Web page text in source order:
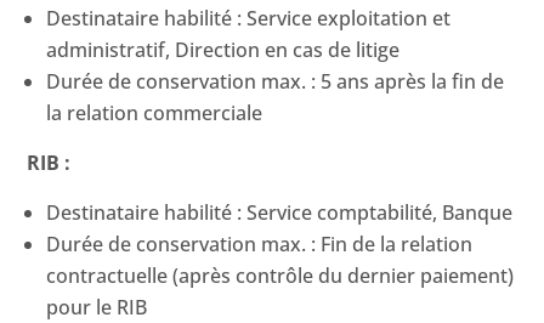
Destinataire habilité : Service exploitation et
administratif, Direction en cas de litige
Durée de conservation max. : 5 ans après la fin de
la relation commerciale
RIB :
Destinataire habilité : Service comptabilité, Banque
Durée de conservation max. : Fin de la relation
contractuelle (après contrôle du dernier paiement)
pour le RIB